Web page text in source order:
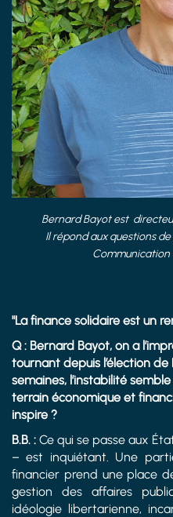
Bernard Bayot est
Il répond aux questions
Communication
"La finance solidaire est un
Q : Bernard Bayot, on a
tournant depuis l’élection
semaines, l’instabilité
terrain économique et
inspire ?
B.B. : Ce qui se passe aux
– est inquiétant. Une
financier prend une place
gestion des affaires
idéologie libertarienne,